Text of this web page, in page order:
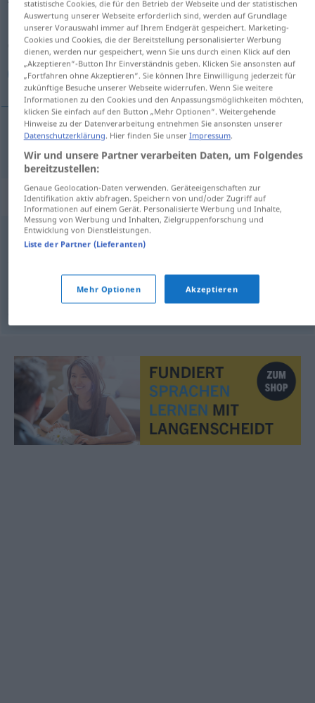
Übersicht aller Übersetzungen
(Für mehr Details die Übersetzung anklicken/antippen)
فوضى
Synonyme für "Anarchie"
Unordnung
Gesetzlosigkeit
statistische Cookies, die für den Betrieb der Webseite und der statistischen
Auswertung unserer Webseite erforderlich sind, werden auf Grundlage
unserer Vorauswahl immer auf Ihrem Endgerät gespeichert. Marketing-
Cookies und Cookies, die der Bereitstellung personalisierter Werbung
dienen, werden nur gespeichert, wenn Sie uns durch einen Klick auf den
„Akzeptieren“-Button Ihr Einverständnis geben. Klicken Sie ansonsten auf
„Fortfahren ohne Akzeptieren“. Sie können Ihre Einwilligung jederzeit für
zukünftige Besuche unserer Webseite widerrufen. Wenn Sie weitere
Informationen zu den Cookies und den Anpassungsmöglichkeiten möchten,
klicken Sie einfach auf den Button „Mehr Optionen“. Weitergehende
Hinweise zu der Datenverarbeitung entnehmen Sie ansonsten unserer
Datenschutzerklärung. Hier finden Sie unser Impressum.
Wir und unsere Partner verarbeiten Daten, um Folgendes
bereitzustellen:
Genaue Geolocation-Daten verwenden. Geräteeigenschaften zur
Identifikation aktiv abfragen. Speichern von und/oder Zugriff auf
Informationen auf einem Gerät. Personalisierte Werbung und Inhalte,
Messung von Werbung und Inhalten, Zielgruppenforschung und
Entwicklung von Dienstleistungen.
Liste der Partner (Lieferanten)
Mehr Optionen Akzeptieren